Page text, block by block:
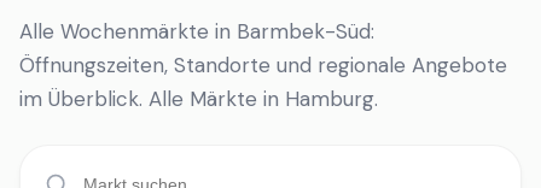
Alle Wochenmärkte in Barmbek-Süd:
Öffnungszeiten, Standorte und regionale Angebote
im Überblick. Alle Märkte in Hamburg.